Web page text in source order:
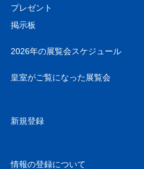
プレゼント
掲示板
2026年の展覧会スケジュール
皇室がご覧になった展覧会
新規登録
情報の登録について